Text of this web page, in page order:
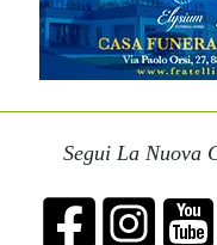
Segui La Nuova